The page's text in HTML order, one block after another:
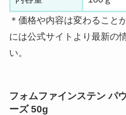
＊価格や内容は変わること
には公式サイトより最新の
い。
フォムファインステン パ
ーズ 50g